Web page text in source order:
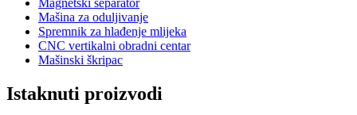
Magnetski separator
Mašina za oduljivanje
Spremnik za hlađenje mlijeka
CNC vertikalni obradni centar
Mašinski škripac
Istaknuti proizvodi